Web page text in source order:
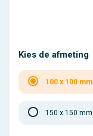
Kies de afmeting
100 x 100 mm
150 x 150 mm